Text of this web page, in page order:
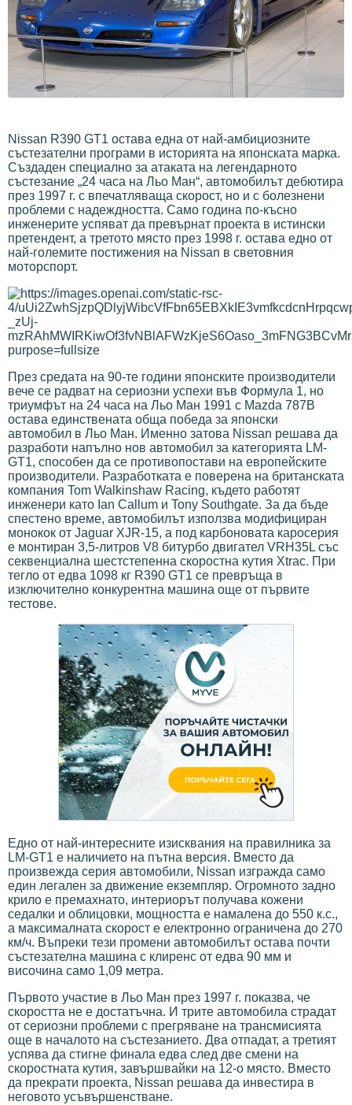
Nissan R390 GT1 остава една от най-амбициозните
състезателни програми в историята на японската марка.
Създаден специално за атаката на легендарното
състезание „24 часа на Льо Ман“, автомобилът дебютира
през 1997 г. с впечатляваща скорост, но и с болезнени
проблеми с надеждността. Само година по-късно
инженерите успяват да превърнат проекта в истински
претендент, а третото място през 1998 г. остава едно от
най-големите постижения на Nissan в световния
моторспорт.
През средата на 90-те години японските производители
вече се радват на сериозни успехи във Формула 1, но
триумфът на 24 часа на Льо Ман 1991 с Mazda 787B
остава единствената обща победа за японски
автомобил в Льо Ман. Именно затова Nissan решава да
разработи напълно нов автомобил за категорията LM-
GT1, способен да се противопостави на европейските
производители. Разработката е поверена на британската
компания Tom Walkinshaw Racing, където работят
инженери като Ian Callum и Tony Southgate. За да бъде
спестено време, автомобилът използва модифициран
монокок от Jaguar XJR-15, а под карбоновата каросерия
е монтиран 3,5-литров V8 битурбо двигател VRH35L със
секвенциална шестстепенна скоростна кутия Xtrac. При
тегло от едва 1098 кг R390 GT1 се превръща в
изключително конкурентна машина още от първите
тестове.
Едно от най-интересните изисквания на правилника за
LM-GT1 е наличието на пътна версия. Вместо да
произвежда серия автомобили, Nissan изгражда само
един легален за движение екземпляр. Огромното задно
крило е премахнато, интериорът получава кожени
седалки и облицовки, мощността е намалена до 550 к.с.,
а максималната скорост е електронно ограничена до 270
км/ч. Въпреки тези промени автомобилът остава почти
състезателна машина с клиренс от едва 90 мм и
височина само 1,09 метра.
Първото участие в Льо Ман през 1997 г. показва, че
скоростта не е достатъчна. И трите автомобила страдат
от сериозни проблеми с прегряване на трансмисията
още в началото на състезанието. Два отпадат, а третият
успява да стигне финала едва след две смени на
скоростната кутия, завършвайки на 12-о място. Вместо
да прекрати проекта, Nissan решава да инвестира в
неговото усъвършенстване.